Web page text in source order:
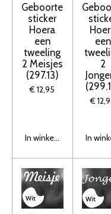
Geboorte
sticker
Hoera
een
tweeling
2 Meisjes
(297.13)
€ 12,95
In winkelwagen
een
2
€
In